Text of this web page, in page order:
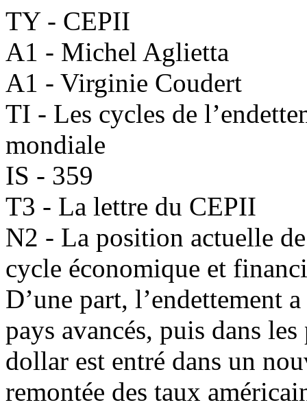
TY - CEPII
A1 - Michel Aglietta
A1 - Virginie Coudert
TI - Les cycles de
mondiale
IS - 359
T3 - La lettre du CEPII
N2 - La position actuelle
cycle économique et
D’une part, l’endettement
pays avancés, puis dans
dollar est entré dans un
remontée des taux